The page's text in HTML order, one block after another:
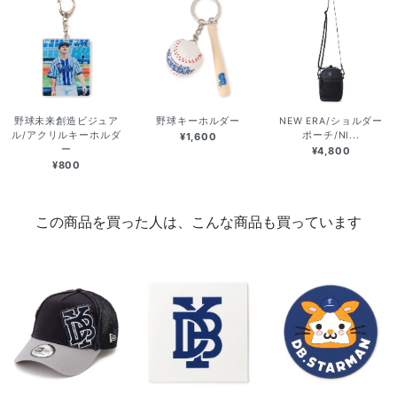
野球未来創造ビジュア
ル/アクリルキーホルダ
ー
¥800
野球キーホルダー
¥1,600
NEW ERA/ショルダー
ポーチ/NI...
¥4,800
この商品を買った人は、こんな商品も買っています